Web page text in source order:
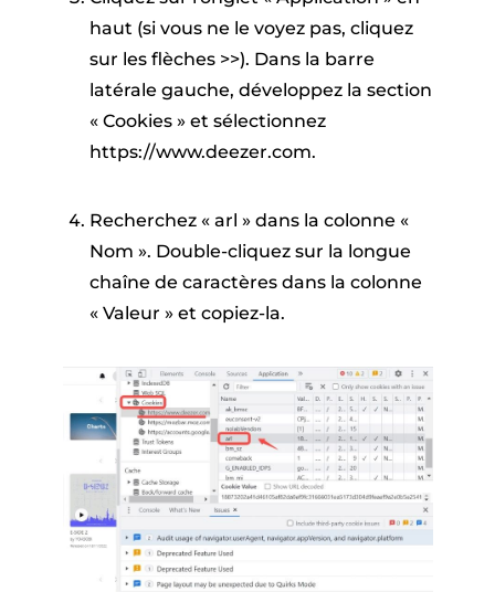
haut (si vous ne le voyez pas, cliquez
sur les flèches >>). Dans la barre
latérale gauche, développez la section
« Cookies » et sélectionnez
https://www.deezer.com.
Recherchez « arl » dans la colonne «
Nom ». Double-cliquez sur la longue
chaîne de caractères dans la colonne
« Valeur » et copiez-la.